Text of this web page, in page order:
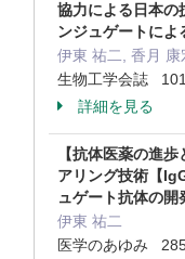
協力による日本
ンジュゲートによ
伊東 祐二, 香月 康
生物工学会誌
詳細を見る
【抗体医薬の進
アリング技術【
ュゲート抗体の開
伊東 祐二
医学のあゆみ